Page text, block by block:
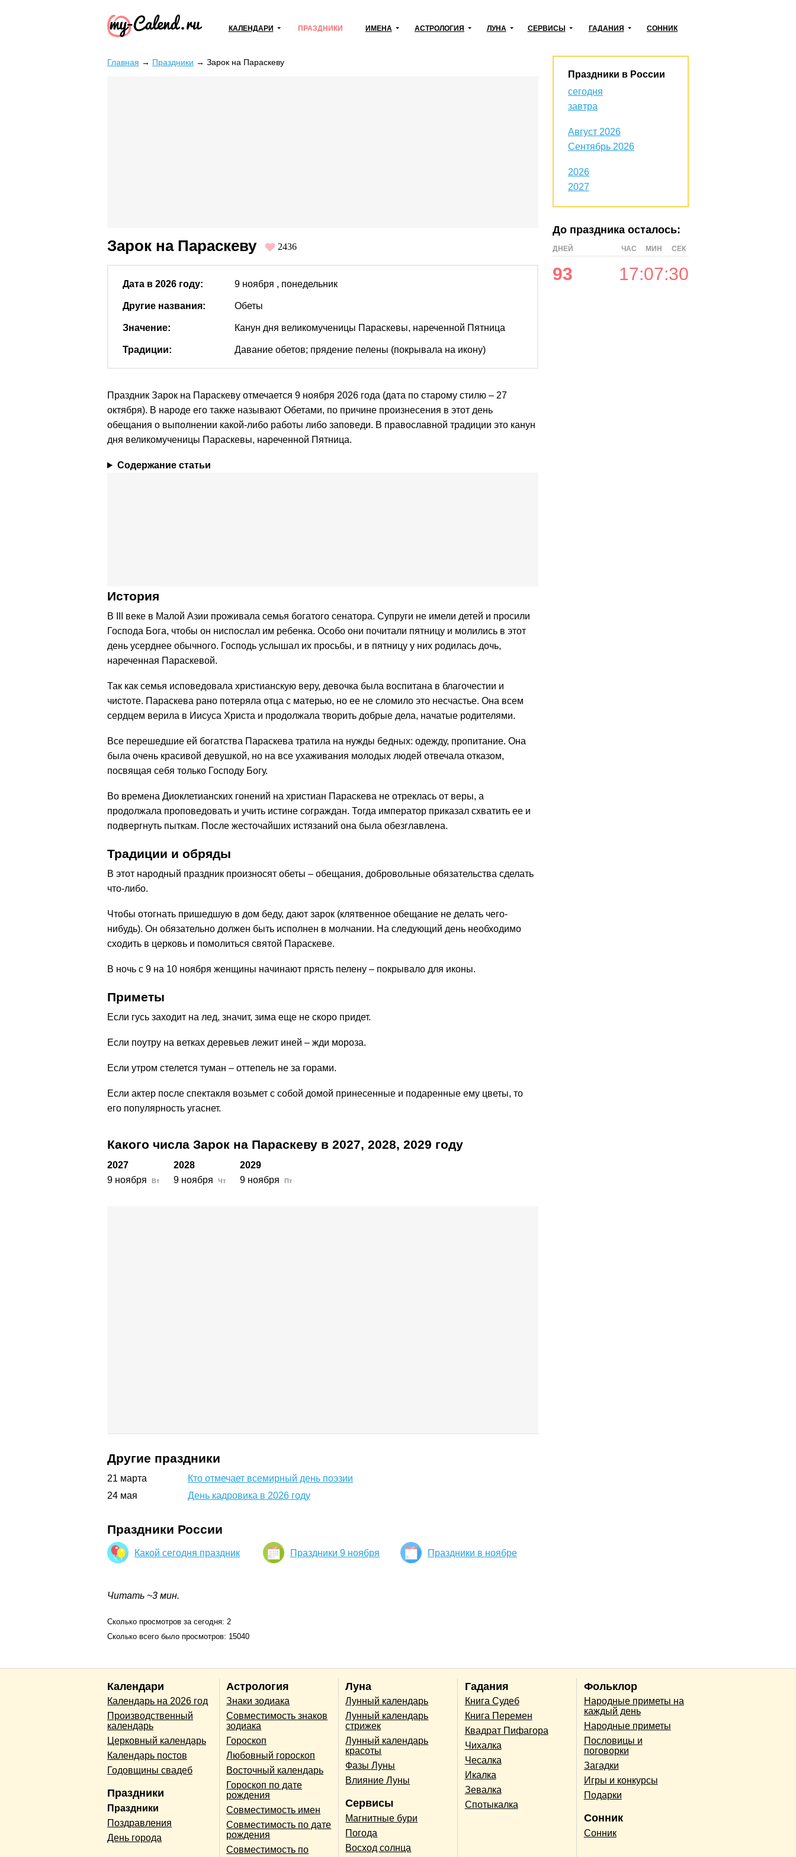
КАЛЕНДАРИ ПРАЗДНИКИ ИМЕНА АСТРОЛОГИЯ ЛУНА СЕРВИСЫ ГАДАНИЯ СОННИК
Главная → Праздники → Зарок на Параскеву
Зарок на Параскеву 2436
Дата в 2026 году: 9 ноября , понедельник
Другие названия: Обеты
Значение: Канун дня великомученицы Параскевы, нареченной Пятница
Традиции: Давание обетов; прядение пелены (покрывала на икону)
Праздник Зарок на Параскеву отмечается 9 ноября 2026 года (дата по старому стилю – 27
октября). В народе его также называют Обетами, по причине произнесения в этот день
обещания о выполнении какой-либо работы либо заповеди. В православной традиции это канун
дня великомученицы Параскевы, нареченной Пятница.
Содержание статьи
История
В III веке в Малой Азии проживала семья богатого сенатора. Супруги не имели детей и просили
Господа Бога, чтобы он ниспослал им ребенка. Особо они почитали пятницу и молились в этот
день усерднее обычного. Господь услышал их просьбы, и в пятницу у них родилась дочь,
нареченная Параскевой.
Так как семья исповедовала христианскую веру, девочка была воспитана в благочестии и
чистоте. Параскева рано потеряла отца с матерью, но ее не сломило это несчастье. Она всем
сердцем верила в Иисуса Христа и продолжала творить добрые дела, начатые родителями.
Все перешедшие ей богатства Параскева тратила на нужды бедных: одежду, пропитание. Она
была очень красивой девушкой, но на все ухаживания молодых людей отвечала отказом,
посвящая себя только Господу Богу.
Во времена Диоклетианских гонений на христиан Параскева не отреклась от веры, а
продолжала проповедовать и учить истине сограждан. Тогда император приказал схватить ее и
подвергнуть пыткам. После жесточайших истязаний она была обезглавлена.
Традиции и обряды
В этот народный праздник произносят обеты – обещания, добровольные обязательства сделать
что-либо.
Чтобы отогнать пришедшую в дом беду, дают зарок (клятвенное обещание не делать чего-
нибудь). Он обязательно должен быть исполнен в молчании. На следующий день необходимо
сходить в церковь и помолиться святой Параскеве.
В ночь с 9 на 10 ноября женщины начинают прясть пелену – покрывало для иконы.
Приметы
Если гусь заходит на лед, значит, зима еще не скоро придет.
Если поутру на ветках деревьев лежит иней – жди мороза.
Если утром стелется туман – оттепель не за горами.
Если актер после спектакля возьмет с собой домой принесенные и подаренные ему цветы, то
его популярность угаснет.
Какого числа Зарок на Параскеву в 2027, 2028, 2029 году
2027 2028
2029
9 ноября
Вт 9 ноября Чт 9 ноября Пт
Другие праздники
21 марта
Кто отмечает всемирный день поэзии
24 мая День кадровика в 2026 году
Праздники России
Какой сегодня праздник Праздники 9 ноября Праздники в ноябре
Читать ~3 мин.
Сколько просмотров за сегодня: 2
Сколько всего было просмотров: 15040
Праздники в России
сегодня
завтра
Август 2026
Сентябрь 2026
2026
2027
До праздника осталось:
ДНЕЙ ЧАС МИН СЕК
93 17:07:30
Календари
Календарь на 2026 год
Производственный
календарь
Церковный календарь
Календарь постов
Годовщины свадеб
Праздники
Праздники
Поздравления
День города
Астрология
Знаки зодиака
Совместимость знаков
зодиака
Гороскоп
Любовный гороскоп
Восточный календарь
Гороскоп по дате
рождения
Совместимость имен
Совместимость по дате
рождения
Совместимость по
Луна
Лунный календарь
Лунный календарь
стрижек
Лунный календарь
красоты
Фазы Луны
Влияние Луны
Сервисы
Магнитные бури
Погода
Восход солнца
Гадания
Книга Судеб
Книга Перемен
Квадрат Пифагора
Чихалка
Чесалка
Икалка
Зевалка
Спотыкалка
Фольклор
Народные приметы на
каждый день
Народные приметы
Пословицы и
поговорки
Загадки
Игры и конкурсы
Подарки
Сонник
Сонник